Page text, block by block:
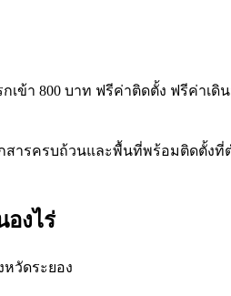
กเข้า 800 บาท ฟรีค่าติดตั้ง ฟรีค่า
กสารครบถ้วนและพื้นที่พร้อมติดตั้ง
องไร่
วัดระยอง